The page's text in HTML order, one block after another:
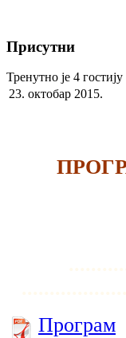
Присутни
Тренутно је 4
23. октобар 2015.
Програм